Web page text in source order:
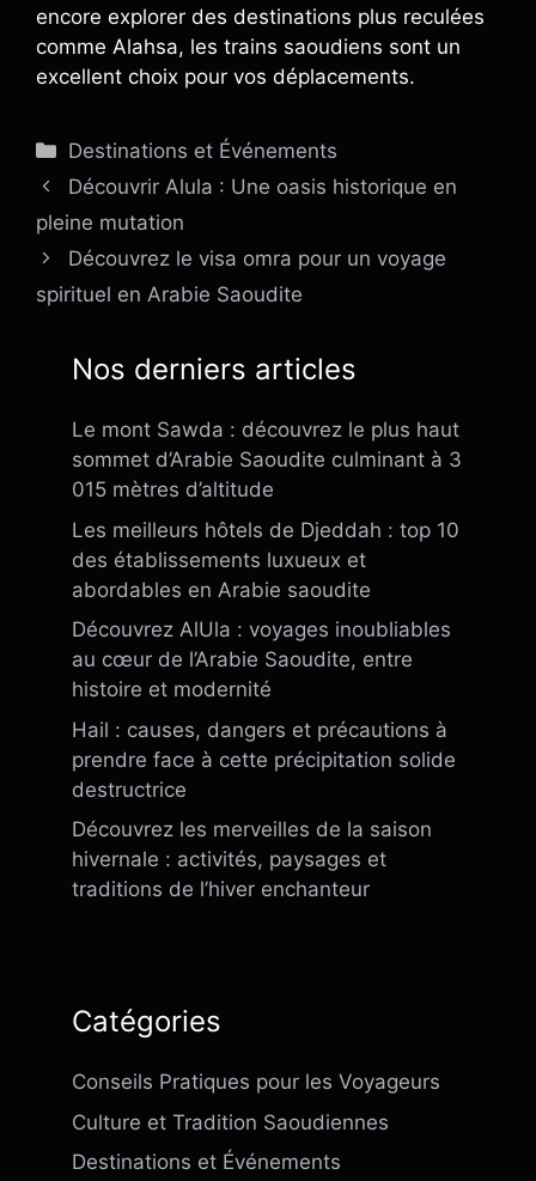
encore explorer des destinations plus reculées
comme Alahsa, les trains saoudiens sont un
excellent choix pour vos déplacements.
Catégories
Destinations et Événements
Découvrir Alula : Une oasis historique en
pleine mutation
Découvrez le visa omra pour un voyage
spirituel en Arabie Saoudite
Nos derniers articles
Le mont Sawda : découvrez le plus haut
sommet d’Arabie Saoudite culminant à 3
015 mètres d’altitude
Les meilleurs hôtels de Djeddah : top 10
des établissements luxueux et
abordables en Arabie saoudite
Découvrez AlUla : voyages inoubliables
au cœur de l’Arabie Saoudite, entre
histoire et modernité
Hail : causes, dangers et précautions à
prendre face à cette précipitation solide
destructrice
Découvrez les merveilles de la saison
hivernale : activités, paysages et
traditions de l’hiver enchanteur
Catégories
Conseils Pratiques pour les Voyageurs
Culture et Tradition Saoudiennes
Destinations et Événements